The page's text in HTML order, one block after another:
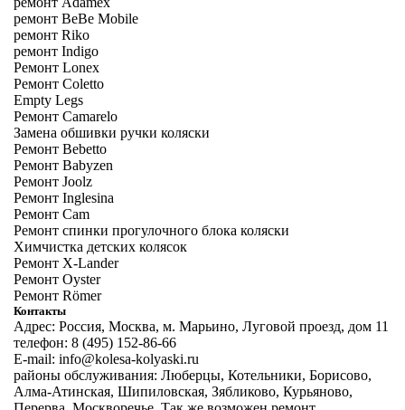
ремонт BeBe Mobile
ремонт Riko
ремонт Indigo
Ремонт Lonex
Ремонт Coletto
Empty Legs
Ремонт Camarelo
Замена обшивки ручки коляски
Ремонт Bebetto
Ремонт Babyzen
Ремонт Joolz
Ремонт Inglesina
Ремонт Cam
Ремонт спинки прогулочного блока коляски
Химчистка детских колясок
Ремонт X-Lander
Ремонт Oyster
Ремонт Römer
Контакты
Адрес: Россия, Москва, м. Марьино, Луговой проезд, дом 11
телефон: 8 (495) 152-86-66
E-mail: info@kolesa-kolyaski.ru
районы обслуживания: Люберцы, Котельники, Борисово,
Алма-Атинская, Шипиловская, Зябликово, Курьяново,